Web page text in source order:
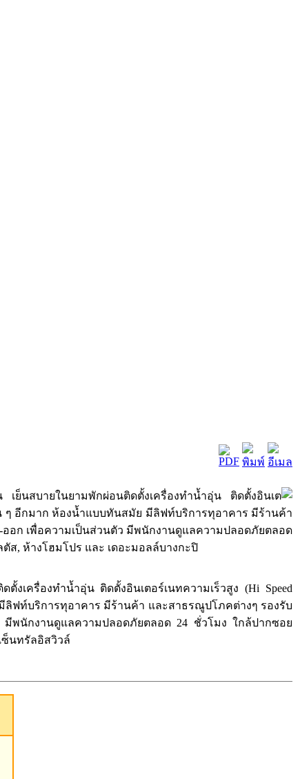
ย็นสบายในยามพักผ่อนติดตั้งเครื่องทำน้ำอุ่น ติดตั้งอินเต
ๆ อีกมาก ห้องน้ำแบบทันสมัย มีลิฟท์บริการทุอาคาร มีร้านค้า
อก เพื่อความเป็นส่วนตัว มีพนักงานดูแลความปลอดภัยตลอด
ส, ห้างโฮมโปร และ เดอะมอลล์บางกะปิ
ครื่องทำน้ำอุ่น ติดตั้งอินเตอร์เนทความเร็วสูง (Hi Speed
ฟท์บริการทุอาคาร มีร้านค้า และสาธรณูปโภคต่างๆ รองรับ
มีพนักงานดูแลความปลอดภัยตลอด 24 ชั่วโมง ใกล้ปากซอย
ซ็นทรัลอิสวิวล์